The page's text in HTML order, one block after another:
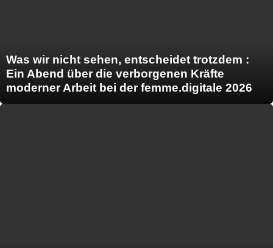
Was wir nicht sehen, entscheidet trotzdem :
Ein Abend über die verborgenen Kräfte
moderner Arbeit bei der femme.digitale 2026